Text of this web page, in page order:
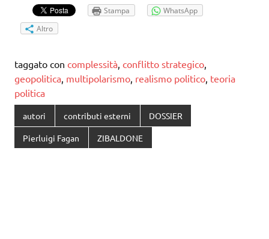
Stampa
WhatsApp
Altro
taggato con complessità, conflitto strategico,
geopolitica, multipolarismo, realismo politico, teoria
politica
autori contributi esterni DOSSIER
Pierluigi Fagan ZIBALDONE